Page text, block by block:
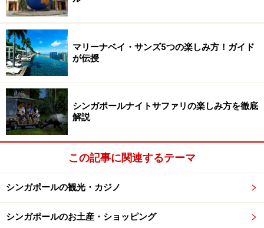
一品づつのポーションがかなり大きい！ スイーツやドリン
クも豊富に揃っている
抜群のロケーションもさることながら、こちらのカフェ
はカフェ飯もおいしい。ハーディング店ではランチ、ブ
ランチ、ディナーとそれぞれのメニューが設けられてい
ますが、一番人気があるというブランチタイムのメニュ
ーからオススメをご紹介。
人気メニューの筆頭はCROQUE MONSIEUR(24シンガポー
ルドル)。ベーカリーで焼き上げるというもっちりと食べ
ごたえのあるパンの美味さにも驚かされますが、ここに
マリーナベイ・サンズ5つの楽しみ方！ガイド
が伝授
シンガポールナイトサファリの楽しみ方を徹底
解説
この記事に関連するテーマ
シンガポールの観光・カジノ
シンガポールのお土産・ショッピング